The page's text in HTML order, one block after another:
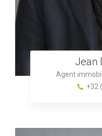
Jean
Agent
+32